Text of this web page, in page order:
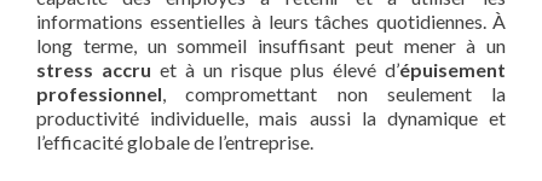
informations essentielles à leurs tâches quotidiennes. À
long terme, un sommeil insuffisant peut mener à un
stress accru et à un risque plus élevé d’épuisement
professionnel, compromettant non seulement la
productivité individuelle, mais aussi la dynamique et
l’efficacité globale de l’entreprise.